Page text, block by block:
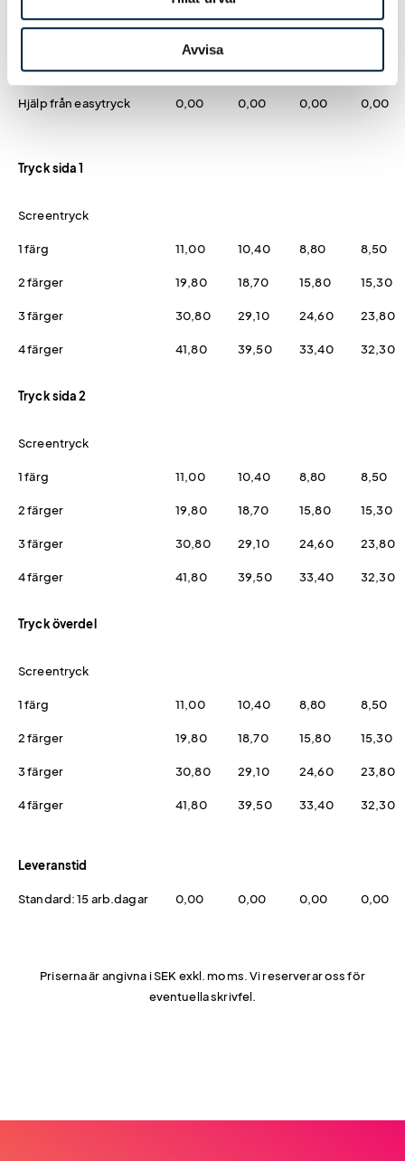
Avvisa
Logoverktyget 0,00 0,00 0,00 0,00
Hjälp från easytryck 0,00 0,00 0,00 0,00
Tryck sida 1
Screentryck
1 färg 11,00 10,40 8,80 8,50
2 färger 19,80 18,70 15,80 15,30
3 färger 30,80 29,10 24,60 23,80
4 färger 41,80 39,50 33,40 32,30
Tryck sida 2
Screentryck
1 färg 11,00 10,40 8,80 8,50
2 färger 19,80 18,70 15,80 15,30
3 färger 30,80 29,10 24,60 23,80
4 färger 41,80 39,50 33,40 32,30
Tryck överdel
Screentryck
1 färg 11,00 10,40 8,80 8,50
2 färger 19,80 18,70 15,80 15,30
3 färger 30,80 29,10 24,60 23,80
4 färger 41,80 39,50 33,40 32,30
Leveranstid
Standard: 15 arb.dagar 0,00 0,00 0,00 0,00
Priserna är angivna i SEK exkl. moms. Vi reserverar oss för
eventuella skrivfel.